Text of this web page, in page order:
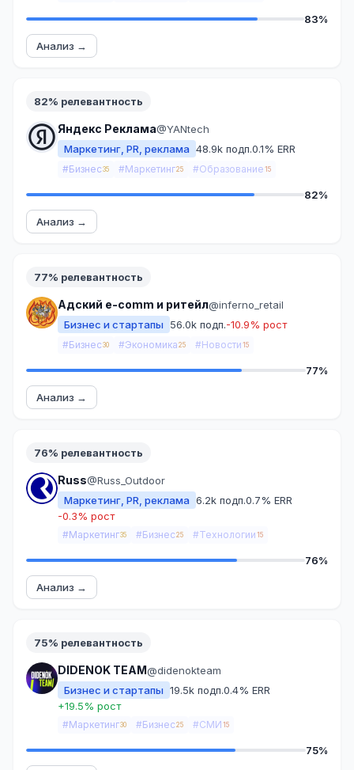
83%
Анализ →
82% релевантность
Яндекс Реклама@YANtech
Маркетинг, PR, реклама 48.9k подп.0.1% ERR
#Бизнес 35 #Маркетинг25 #Образование 15
82%
Анализ →
77% релевантность
Адский e-comm и ритейл@inferno_retail
Бизнес и стартапы
56.0k подп.-10.9% рост
#Бизнес 30 #Экономика 25 #Новости 15
77%
Анализ →
76% релевантность
Russ@Russ_Outdoor
Маркетинг, PR, реклама 6.2k подп.0.7% ERR
-0.3% рост
#Маркетинг35 #Бизнес 25 #Технологии 15
76%
Анализ →
75% релевантность
DIDENOK TEAM@didenokteam
Бизнес и стартапы 19.5k подп.0.4% ERR
+19.5% рост
#Маркетинг30 #Бизнес 25 #СМИ 15
75%